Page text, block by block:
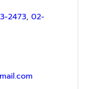
2473, 02-